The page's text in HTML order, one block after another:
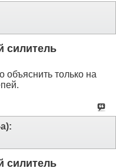
силитель
только на
силитель